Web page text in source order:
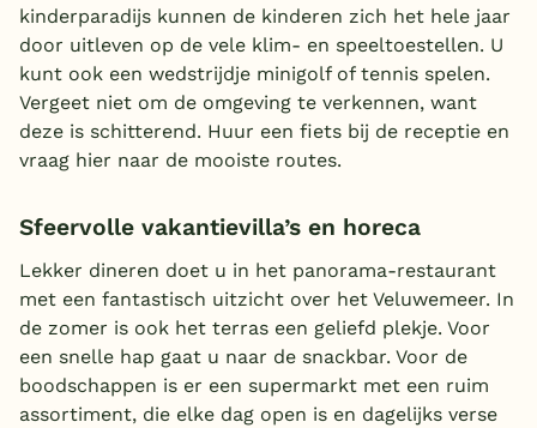
kinderparadijs kunnen de kinderen zich het hele jaar
door uitleven op de vele klim- en speeltoestellen. U
kunt ook een wedstrijdje minigolf of tennis spelen.
Vergeet niet om de omgeving te verkennen, want
deze is schitterend. Huur een fiets bij de receptie en
vraag hier naar de mooiste routes.
Sfeervolle vakantievilla’s en horeca
Lekker dineren doet u in het panorama-restaurant
met een fantastisch uitzicht over het Veluwemeer. In
de zomer is ook het terras een geliefd plekje. Voor
een snelle hap gaat u naar de snackbar. Voor de
boodschappen is er een supermarkt met een ruim
assortiment, die elke dag open is en dagelijks verse